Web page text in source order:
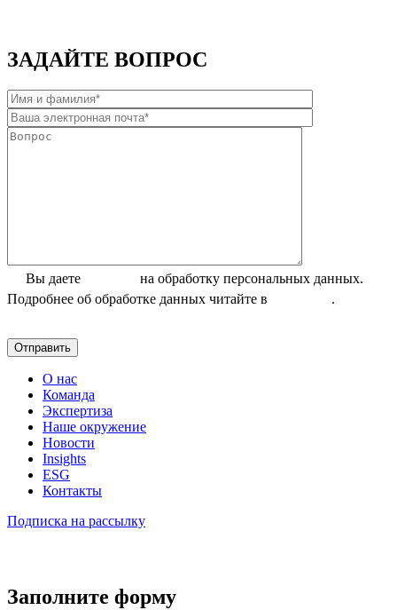
ЗАДАЙТЕ ВОПРОС
Вы даете
на обработку персональных данных.
Подробнее об обработке данных читайте в
.
О нас
Команда
Экспертиза
Наше окружение
Новости
Insights
ESG
Контакты
Подписка на рассылку
Заполните форму